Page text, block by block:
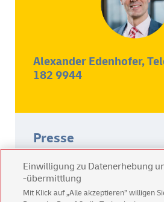
Alexander Edenhofer,
182 9944
Presse
Bei Presseanfragen wenden Sie
unseren Pressesprecher für die
Briefprodukte und
Einwilligung zu Datenerhebung
-übermittlung
Mit Klick auf „Alle akzeptieren” willigen